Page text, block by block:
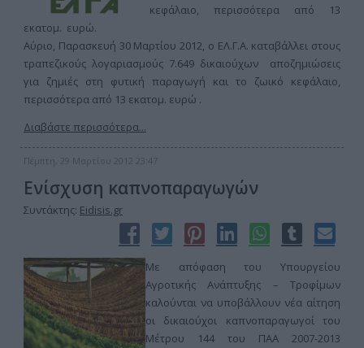
κεφάλαιο, περισσότερα από 13
εκατομ. ευρώ.
Αύριο, Παρασκευή 30 Μαρτίου 2012, ο ΕΛ.Γ.Α. καταβάλλει στους
τραπεζικούς λογαριασμούς 7.649 δικαιούχων αποζημιώσεις
για ζημιές στη φυτική παραγωγή και το ζωικό κεφάλαιο,
περισσότερα από 13 εκατομ. ευρώ .
Διαβάστε περισσότερα...
Πέμπτη, 29 Μαρτίου 2012 23:47
Ενίσχυση καπνοπαραγωγών
Συντάκτης: Eidisis.gr
Με απόφαση του Υπουργείου
Αγροτικής Ανάπτυξης – Τροφίμων
καλούνται να υποβάλλουν νέα αίτηση
οι δικαιούχοι καπνοπαραγωγοί του
Μέτρου 144 του ΠΑΑ 2007-2013